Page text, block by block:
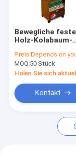
Pappanzeige
Bewegliche
Holz-Kolabaum-
freistehende
Getränk-
Ausstellung von
Preis:Depends on your
MOQ:50 Stück
Kontakt